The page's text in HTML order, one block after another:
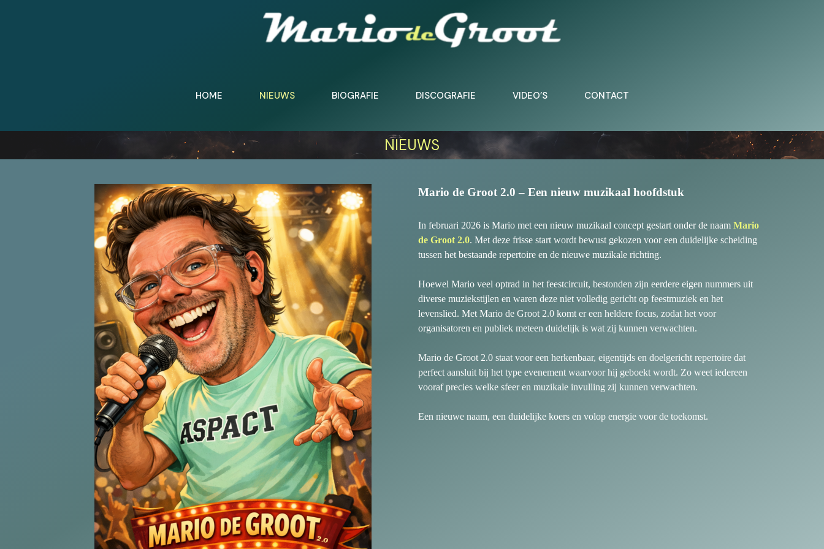
HOME NIEUWS BIOGRAFIE DISCOGRAFIE VIDEO’S CONTACT
NIEUWS
Mario de Groot 2.0 – Een nieuw muzikaal hoofdstuk
In februari 2026 is Mario met een nieuw muzikaal concept gestart onder de naam Mario
de Groot 2.0. Met deze frisse start wordt bewust gekozen voor een duidelijke scheiding
tussen het bestaande repertoire en de nieuwe muzikale richting.
Hoewel Mario veel optrad in het feestcircuit, bestonden zijn eerdere eigen nummers uit
diverse muziekstijlen en waren deze niet volledig gericht op feestmuziek en het
levenslied. Met Mario de Groot 2.0 komt er een heldere focus, zodat het voor
organisatoren en publiek meteen duidelijk is wat zij kunnen verwachten.
Mario de Groot 2.0 staat voor een herkenbaar, eigentijds en doelgericht repertoire dat
perfect aansluit bij het type evenement waarvoor hij geboekt wordt. Zo weet iedereen
vooraf precies welke sfeer en muzikale invulling zij kunnen verwachten.
Een nieuwe naam, een duidelijke koers en volop energie voor de toekomst.